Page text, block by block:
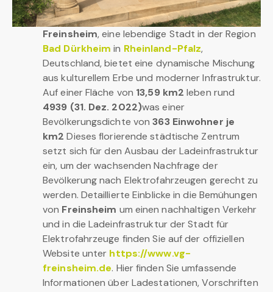
Freinsheim, eine lebendige Stadt in der Region
Bad Dürkheim in Rheinland-Pfalz,
Deutschland, bietet eine dynamische Mischung
aus kulturellem Erbe und moderner Infrastruktur.
Auf einer Fläche von 13,59 km2 leben rund
4939 (31. Dez. 2022)was einer
Bevölkerungsdichte von363 Einwohner je
km2 Dieses florierende städtische Zentrum
setzt sich für den Ausbau der Ladeinfrastruktur
ein, um der wachsenden Nachfrage der
Bevölkerung nach Elektrofahrzeugen gerecht zu
werden. Detaillierte Einblicke in die Bemühungen
von Freinsheim um einen nachhaltigen Verkehr
und in die Ladeinfrastruktur der Stadt für
Elektrofahrzeuge finden Sie auf der offiziellen
Website unter https://www.vg-
freinsheim.de. Hier finden Sie umfassende
Informationen über Ladestationen, Vorschriften